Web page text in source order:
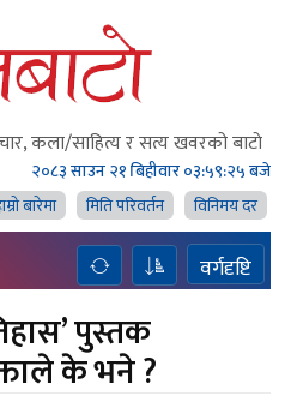
कला/साहित्य र सत्य खवरको बाटाे
२०८३ साउन २१ बिहीवार०३:५९:२६ बजे
बारेमा
मिति परिवर्तन विनिमय दर
वर्गदृष्टि
पुस्तक
के भने ?